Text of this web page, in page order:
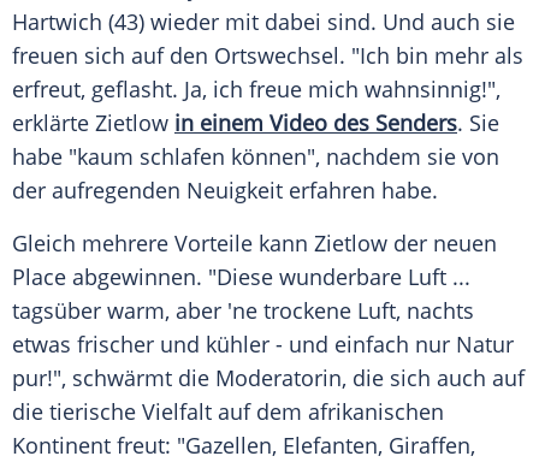
Hartwich (43) wieder mit dabei sind. Und auch sie
freuen sich auf den Ortswechsel. "Ich bin mehr als
erfreut, geflasht. Ja, ich freue mich wahnsinnig!",
erklärte Zietlow in einem Video des Senders. Sie
habe "kaum schlafen können", nachdem sie von
der aufregenden Neuigkeit erfahren habe.
Gleich mehrere Vorteile kann Zietlow der neuen
Place abgewinnen. "Diese wunderbare Luft ...
tagsüber warm, aber 'ne trockene Luft, nachts
etwas frischer und kühler - und einfach nur Natur
pur!", schwärmt die Moderatorin, die sich auch auf
die tierische Vielfalt auf dem afrikanischen
Kontinent freut: "Gazellen, Elefanten, Giraffen,